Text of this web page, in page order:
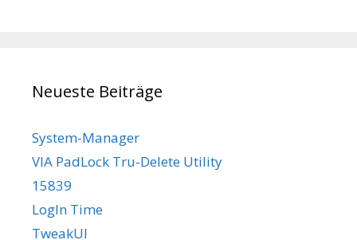
Neueste Beiträge
System-Manager
VIA PadLock Tru-Delete Utility
15839
LogIn Time
TweakUI